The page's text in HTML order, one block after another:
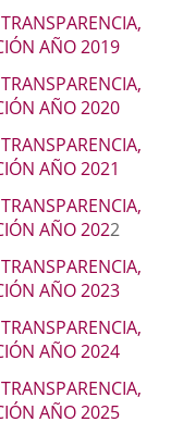
AÑO 2019
AÑO 2020
AÑO 2021
AÑO 2022
AÑO 2023
AÑO 2024
AÑO 2025